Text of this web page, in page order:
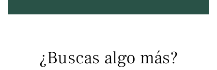
¿Buscas algo más?